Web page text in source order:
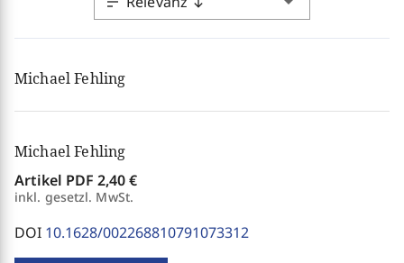
Michael Fehling
Michael Fehling
Artikel PDF 2,40 €
inkl. gesetzl. MwSt.
DOI 10.1628/002268810791073312